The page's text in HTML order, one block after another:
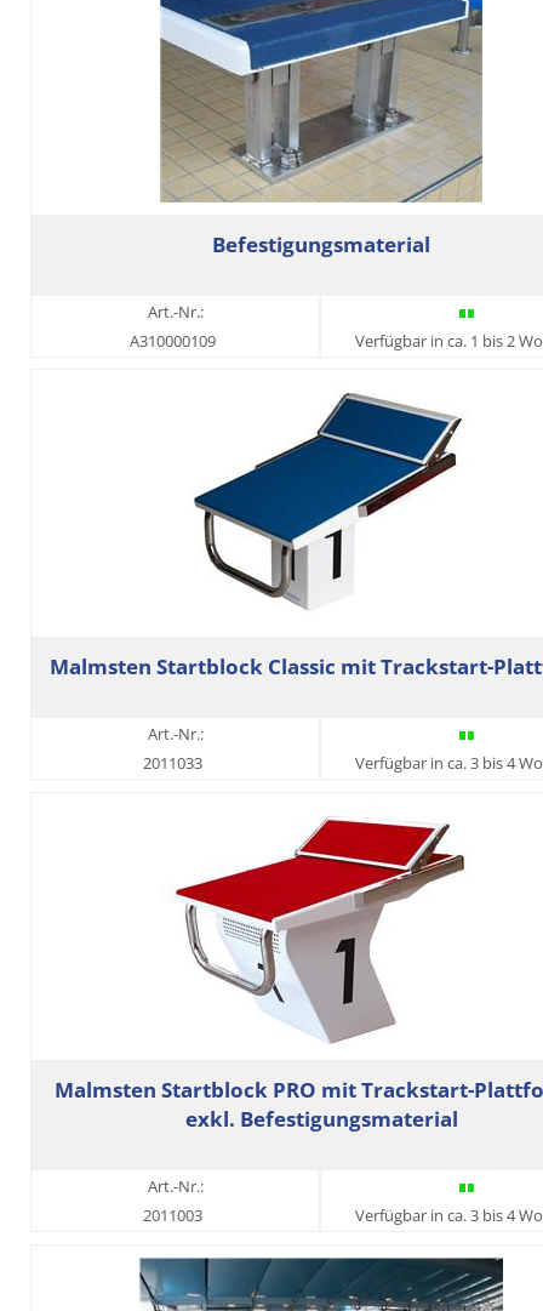
Befestigungsmaterial
Art.-Nr.:
A310000109
Verfügbar in ca. 1 bis 2
Malmsten Startblock Classic mit Trackstart-
Art.-Nr.:
2011033
Verfügbar in ca. 3 bis 4
Malmsten Startblock PRO mit Trackstart-
exkl. Befestigungsmaterial
Art.-Nr.:
2011003
Verfügbar in ca. 3 bis 4